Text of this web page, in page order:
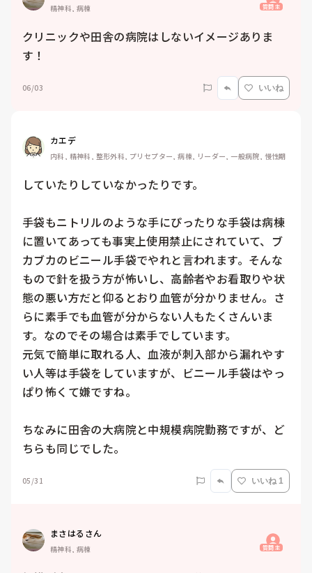
精神科, 病棟 質問主
クリニックや田舎の病院はしないイメージありま
す！
06/03 いいね
カエデ
内科, 精神科, 整形外科, プリセプター, 病棟, リーダー, 一般病院, 慢性期
していたりしていなかったりです。
手袋もニトリルのような手にぴったりな手袋は病棟
に置いてあっても事実上使用禁止にされていて、ブ
カブカのビニール手袋でやれと言われます。そんな
もので針を扱う方が怖いし、高齢者やお看取りや状
態の悪い方だと仰るとおり血管が分かりません。さ
らに素手でも血管が分からない人もたくさんいま
す。なのでその場合は素手でしています。
元気で簡単に取れる人、血液が刺入部から漏れやす
い人等は手袋をしていますが、ビニール手袋はやっ
ぱり怖くて嫌ですね。
ちなみに田舎の大病院と中規模病院勤務ですが、ど
ちらも同じでした。
05/31 いいね 1
まさはるさん
精神科, 病棟 質問主